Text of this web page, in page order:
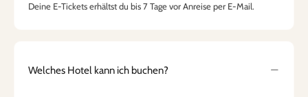
Deine E-Tickets erhältst du bis 7 Tage vor Anreise per E-Mail.
Welches Hotel kann ich buchen?